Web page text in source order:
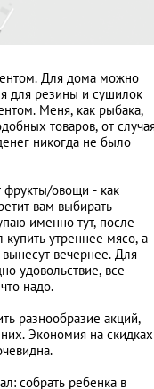
Для дома можно
для резины и сушилок
Меня, как рыбака,
товаров, от
никогда не было
фрукты/овощи - как
вам выбирать
именно тут, после
купить утреннее мясо, а
вечернее. Для
удовольствие, все
надо.
разнообразие акций,
Экономия на скидках
собрать ребенка в